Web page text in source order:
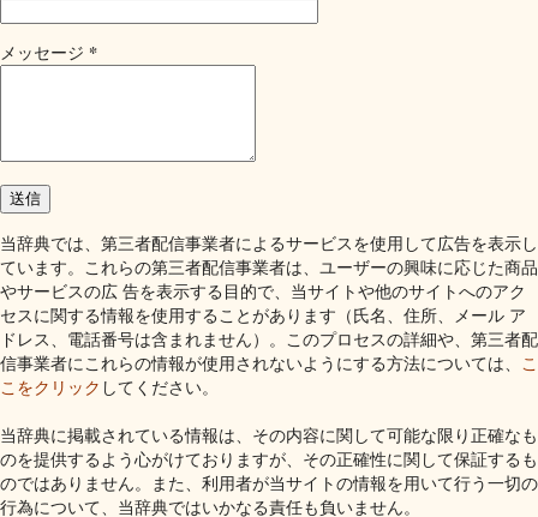
メッセージ *
当辞典では、第三者配信事業者によるサービスを使用して広告を表示し
ています。これらの第三者配信事業者は、ユーザーの興味に応じた商品
やサービスの広 告を表示する目的で、当サイトや他のサイトへのアク
セスに関する情報を使用することがあります（氏名、住所、メール ア
ドレス、電話番号は含まれません）。このプロセスの詳細や、第三者配
信事業者にこれらの情報が使用されないようにする方法については、
こ
こをクリック してください。
当辞典に掲載されている情報は、その内容に関して可能な限り正確なも
のを提供するよう心がけておりますが、その正確性に関して保証するも
のではありません。また、利用者が当サイトの情報を用いて行う一切の
行為について、当辞典ではいかなる責任も負いません。